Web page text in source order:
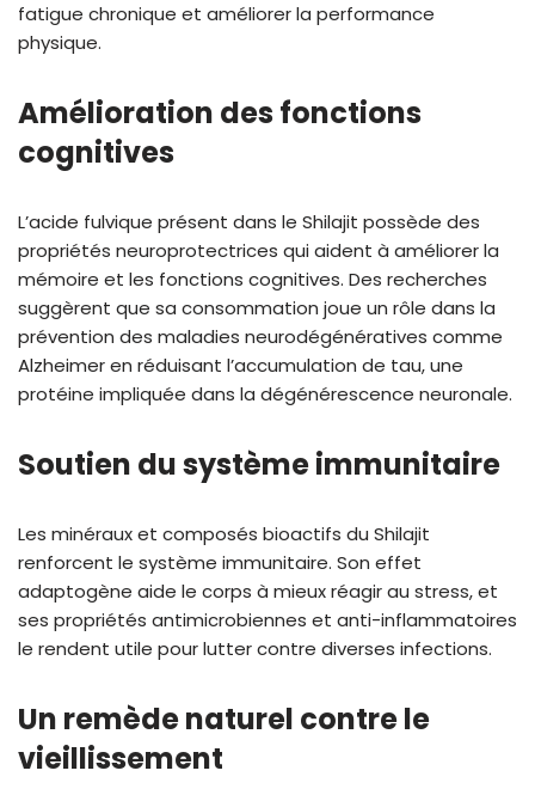
fatigue chronique et améliorer la performance
physique.
Amélioration des fonctions
cognitives
L’acide fulvique présent dans le Shilajit possède des
propriétés neuroprotectrices qui aident à améliorer la
mémoire et les fonctions cognitives. Des recherches
suggèrent que sa consommation joue un rôle dans la
prévention des maladies neurodégénératives comme
Alzheimer en réduisant l’accumulation de tau, une
protéine impliquée dans la dégénérescence neuronale.
Soutien du système immunitaire
Les minéraux et composés bioactifs du Shilajit
renforcent le système immunitaire. Son effet
adaptogène aide le corps à mieux réagir au stress, et
ses propriétés antimicrobiennes et anti-inflammatoires
le rendent utile pour lutter contre diverses infections.
Un remède naturel contre le
vieillissement